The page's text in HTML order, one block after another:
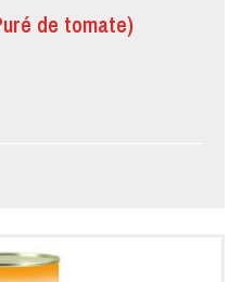
de tomate)